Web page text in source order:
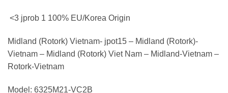
<3 jprob 1 100% EU/Korea Origin
Midland (Rotork) Vietnam- jpot15 – Midland (Rotork)-
Vietnam – Midland (Rotork) Viet Nam – Midland-Vietnam –
Rotork-Vietnam
Model: 6325M21-VC2B